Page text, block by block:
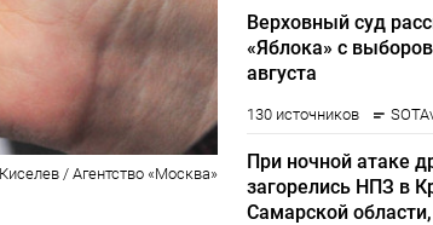
/ Агентство «Москва»